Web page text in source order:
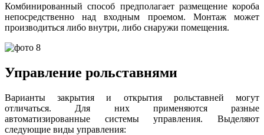
Комбинированный способ предполагает размещение короба
непосредственно над входным проемом. Монтаж может
производиться либо внутри, либо снаружи помещения.
Управление рольставнями
Варианты закрытия и открытия рольставней могут
отличаться. Для них применяются разные
автоматизированные системы управления. Выделяют
следующие виды управления: